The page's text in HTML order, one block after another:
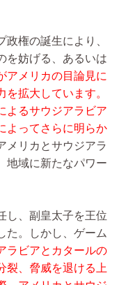
政権の誕生により、
を妨げる、あるいは
アメリカの目論見に
拡大しています。
よるサウジアラビア
よってさらに明らか
メリカとサウジアラ
地域に新たなパワー
し、副皇太子を王位
た。しかし、ゲーム
ラビアとカタールの
裂、脅威を退ける上